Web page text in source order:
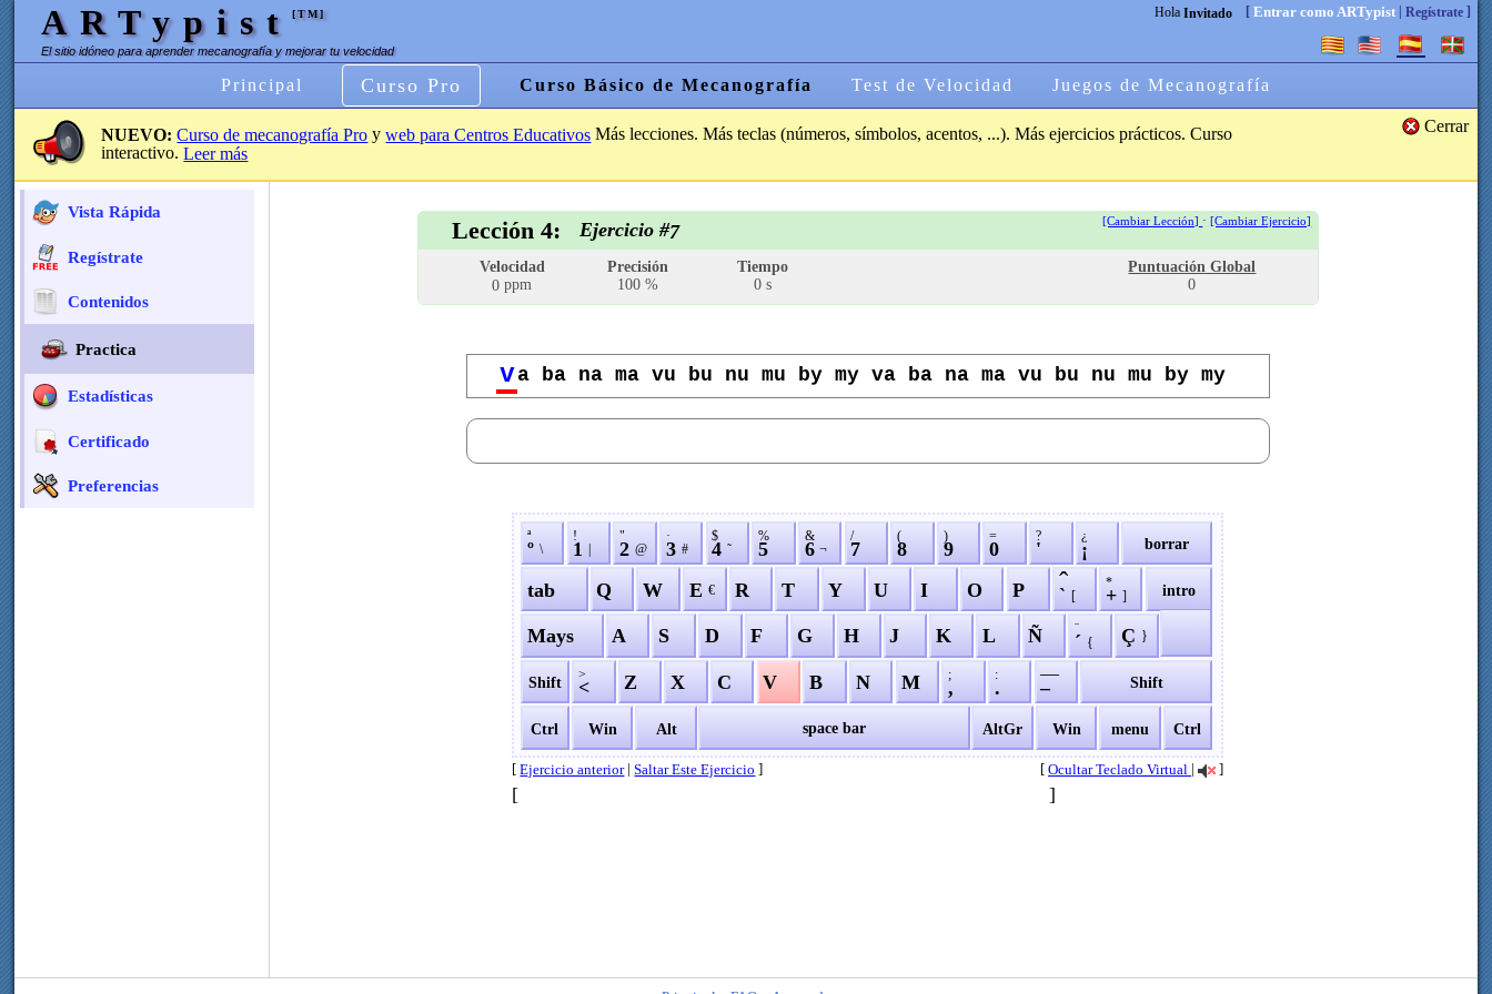
ARTypist[TM]
El sitio idóneo para aprender mecanografía y mejorar tu velocidad
Hola Invitado [ Entrar como ARTypist| Regístrate]
Principal Curso Pro Curso Básico de Mecanografía Test de Velocidad Juegos de Mecanografía
Cerrar
NUEVO: Curso de mecanografía Pro yweb para Centros Educativos Más lecciones. Más teclas (números, símbolos, acentos, ...). Más ejercicios prácticos. Curso
interactivo.Leer más
Vista Rápida
Regístrate
Contenidos
Practica
Estadísticas
Certificado
Preferencias
Lección 4: Ejercicio #7 [Cambiar Lección] ·[Cambiar Ejercicio]
Velocidad
0 ppm
Precisión
100 %
Tiempo
0 s
Puntuación Global
0
va ba na ma vu bu nu mu by my va ba na ma vu bu nu mu by my
ª
º \
!
1
"
2 @
·
3 #
$
4 ˜
%
5
&
6 ¬
/
7
(
8
)
9
=
0
?
'
¿
¡ borrar
tab Q W E € R T Y U I O P ˆ
` [
*
+ ] intro
Mays A S D F G H J K L Ñ ¨
´ { Ç }
Shift >
< Z X C V B N M ;
,
:
.
—
– Shift
Ctrl Win Alt space bar AltGr Win menu Ctrl
[Ejercicio anterior|Saltar Este Ejercicio ] [Ocultar Teclado Virtual | ]
[ ]